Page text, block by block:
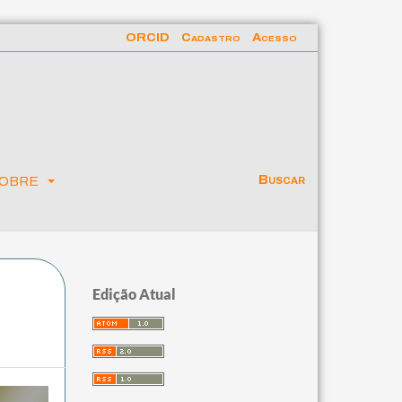
Buscar
ORCID Cadastro Acesso
Edição Atual